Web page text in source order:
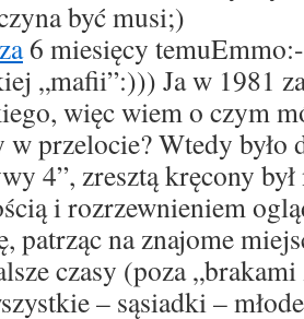
być musi;)
6 miesięcy temu
„mafii”:))) Ja w 1981
więc wiem o czym
w przelocie? Wtedy było
4”, zresztą kręcony
i rozrzewnieniem
patrząc na znajome
czasy (poza
– sąsiadki –